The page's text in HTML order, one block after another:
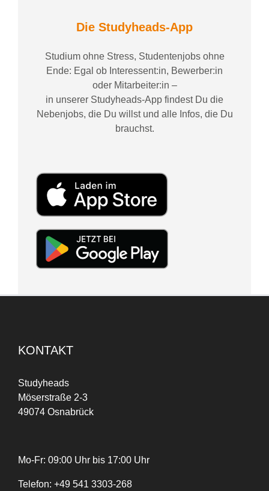
Die Studyheads-App
Studium ohne Stress, Studentenjobs ohne
Ende: Egal ob Interessent:in, Bewerber:in
oder Mitarbeiter:in –
in unserer Studyheads-App findest Du die
Nebenjobs, die Du willst und alle Infos, die Du
brauchst.
KONTAKT
Studyheads
Möserstraße 2-3
49074 Osnabrück
Mo-Fr: 09:00 Uhr bis 17:00 Uhr
Telefon: +49 541 3303-268